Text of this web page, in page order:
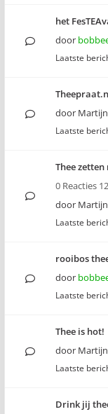
het
door
Laatste
door Martijn
Laatste
Thee
0 Reacties
door Martijn
Laatste
rooibos
door
Laatste
Thee is hot!
door Martijn
Laatste
Drink jij